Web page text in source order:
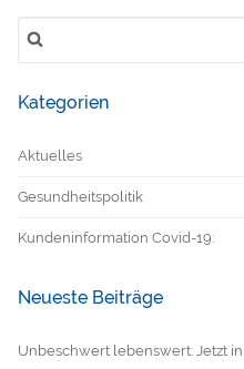
nach:
Kategorien
Aktuelles
Gesundheitspolitik
Kundeninformation Covid-19:
Neueste Beiträge
Unbeschwert lebenswert: Jetzt